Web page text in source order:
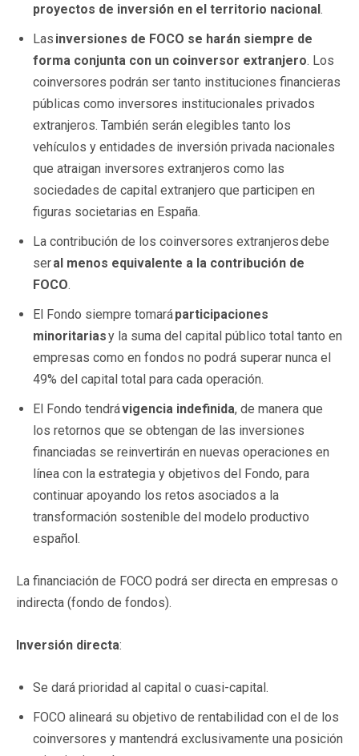
proyectos de inversión en el territorio nacional.
Las inversiones de FOCO se harán siempre de
forma conjunta con un coinversor extranjero. Los
coinversores podrán ser tanto instituciones financieras
públicas como inversores institucionales privados
extranjeros. También serán elegibles tanto los
vehículos y entidades de inversión privada nacionales
que atraigan inversores extranjeros como las
sociedades de capital extranjero que participen en
figuras societarias en España.
La contribución de los coinversores extranjerosdebe
seral menos equivalente a la contribución de
FOCO.
El Fondo siempre tomaráparticipaciones
minoritariasy la suma del capital público total tanto en
empresas como en fondos no podrá superar nunca el
49% del capital total para cada operación.
El Fondo tendrávigencia indefinida, de manera que
los retornos que se obtengan de las inversiones
financiadas se reinvertirán en nuevas operaciones en
línea con la estrategia y objetivos del Fondo, para
continuar apoyando los retos asociados a la
transformación sostenible del modelo productivo
español.
La financiación de FOCO podrá ser directa en empresas o
indirecta (fondo de fondos).
Inversión directa:
Se dará prioridad al capital o cuasi-capital.
FOCO alineará su objetivo de rentabilidad con el de los
coinversores y mantendrá exclusivamente una posición